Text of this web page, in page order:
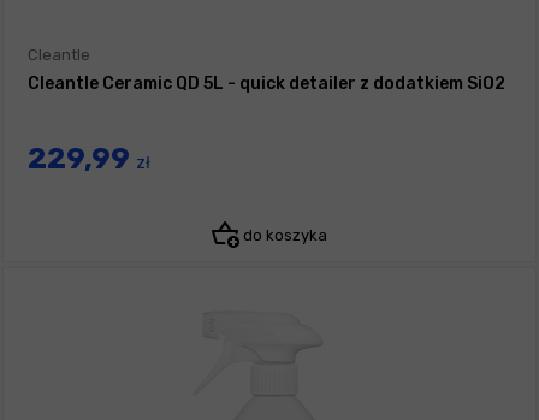
Cleantle
Cleantle Ceramic QD 5L - quick detailer z dodatkiem SiO2
229,99 zł
do koszyka